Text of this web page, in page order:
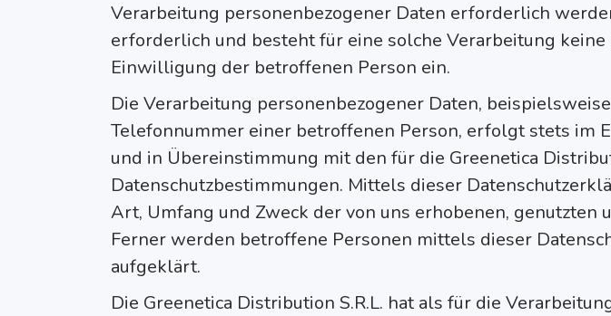
Verarbeitung personenbezogener Daten erforderlich
erforderlich und besteht für eine solche Verarbeitung
Einwilligung der betroffenen Person ein.
Die Verarbeitung personenbezogener Daten,
Telefonnummer einer betroffenen Person, erfolgt stets im
und in Übereinstimmung mit den für die Greenetica
Datenschutzbestimmungen. Mittels dieser
Art, Umfang und Zweck der von uns erhobenen,
Ferner werden betroffene Personen mittels dieser
aufgeklärt.
Die Greenetica Distribution S.R.L. hat als für die